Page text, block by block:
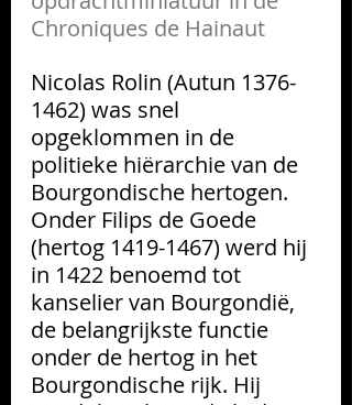
Chroniques de Hainaut
Nicolas Rolin (Autun 1376-
1462) was snel
opgeklommen in de
politieke hiërarchie van de
Bourgondische hertogen.
Onder Filips de Goede
(hertog 1419-1467) werd hij
in 1422 benoemd tot
kanselier van Bourgondië,
de belangrijkste functie
onder de hertog in het
Bourgondische rijk. Hij